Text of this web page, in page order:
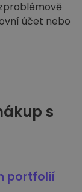
účet nebo
s
portfolií